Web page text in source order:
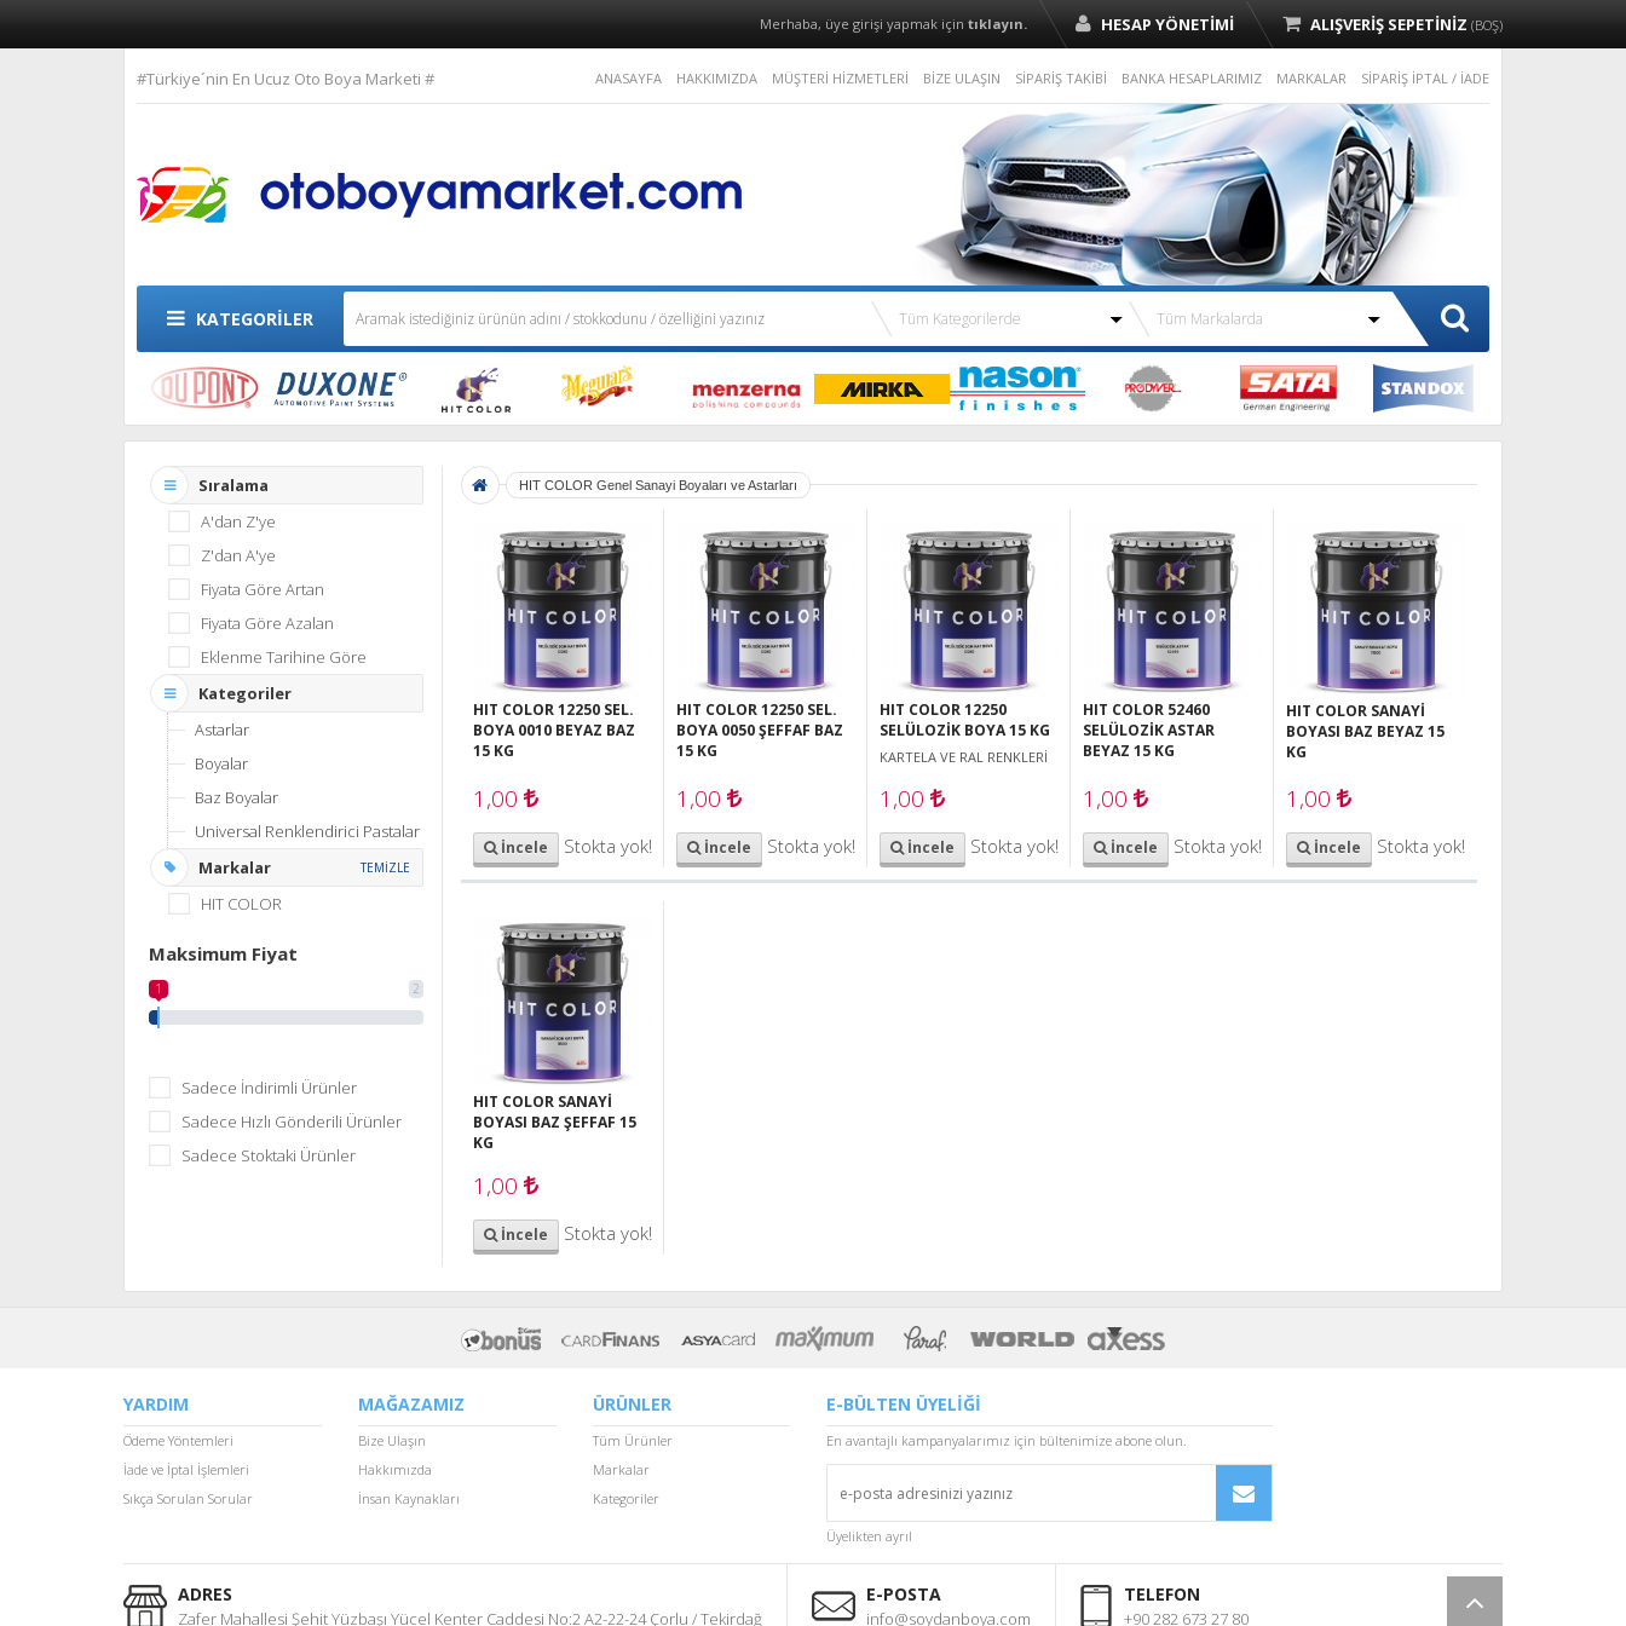
ALIŞVERİŞ SEPETİNİZ (BOŞ)
HESAP YÖNETİMİ
Merhaba, üye girişi yapmak için tıklayın.
#Türkiye´nin En Ucuz Oto Boya Marketi # ANASAYFA HAKKIMIZDA MÜŞTERİ HİZMETLERİ BİZE ULAŞIN SİPARİŞ TAKİBİ BANKA HESAPLARIMIZ MARKALAR SİPARİŞ İPTAL / İADE
KATEGORİLER
Sıralama
A'dan Z'ye
Z'dan A'ye
Fiyata Göre Artan
Fiyata Göre Azalan
Eklenme Tarihine Göre
Kategoriler
Astarlar
Boyalar
Baz Boyalar
Universal Renklendirici Pastalar
Markalar
TEMİZLE
HIT COLOR
Maksimum Fiyat
2
1
Sadece İndirimli Ürünler
Sadece Hızlı Gönderili Ürünler
Sadece Stoktaki Ürünler
HIT COLOR Genel Sanayi Boyaları ve Astarları
HIT COLOR 12250 SEL.
BOYA 0010 BEYAZ BAZ
15 KG
1,00
İncele Stokta yok!
HIT COLOR 12250 SEL.
BOYA 0050 ŞEFFAF BAZ
15 KG
1,00
İncele Stokta yok!
HIT COLOR 12250
SELÜLOZİK BOYA 15 KG
KARTELA VE RAL RENKLERİ
1,00
İncele Stokta yok!
HIT COLOR 52460
SELÜLOZİK ASTAR
BEYAZ 15 KG
1,00
İncele Stokta yok!
HIT COLOR SANAYİ
BOYASI BAZ BEYAZ 15
KG
1,00
İncele Stokta yok!
HIT COLOR SANAYİ
BOYASI BAZ ŞEFFAF 15
KG
1,00
İncele Stokta yok!
YARDIM
Ödeme Yöntemleri
İade ve İptal İşlemleri
Sıkça Sorulan Sorular
MAĞAZAMIZ
Bize Ulaşın
Hakkımızda
İnsan Kaynakları
ÜRÜNLER
Tüm Ürünler
Markalar
Kategoriler
E-BÜLTEN ÜYELİĞİ
En avantajlı kampanyalarımız için bültenimize abone olun.
Üyelikten ayrıl
ADRES
Zafer Mahallesi Şehit Yüzbaşı Yücel Kenter Caddesi No:2 A2-22-24 Çorlu / Tekirdağ
E-POSTA
info@soydanboya.com
TELEFON
+90 282 673 27 80